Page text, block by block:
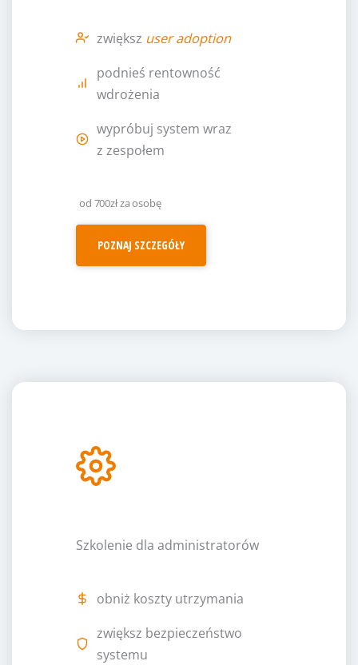
zwiększ user adoption
podnieś rentowność
wdrożenia
wypróbuj system wraz
z zespołem
od 700zł za osobę
POZNAJ SZCZEGÓŁY
Szkolenie dla administratorów
obniż koszty utrzymania
zwiększ bezpieczeństwo
systemu